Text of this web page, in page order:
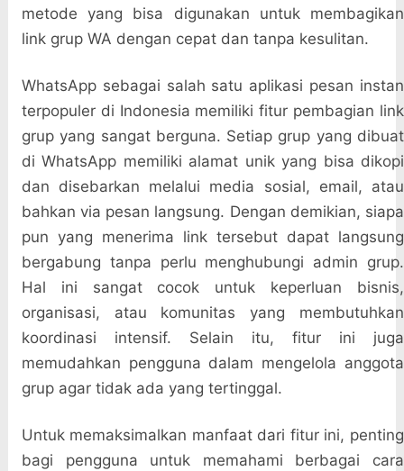
metode yang bisa digunakan untuk membagikan
link grup WA dengan cepat dan tanpa kesulitan.
WhatsApp sebagai salah satu aplikasi pesan instan
terpopuler di Indonesia memiliki fitur pembagian link
grup yang sangat berguna. Setiap grup yang dibuat
di WhatsApp memiliki alamat unik yang bisa dikopi
dan disebarkan melalui media sosial, email, atau
bahkan via pesan langsung. Dengan demikian, siapa
pun yang menerima link tersebut dapat langsung
bergabung tanpa perlu menghubungi admin grup.
Hal ini sangat cocok untuk keperluan bisnis,
organisasi, atau komunitas yang membutuhkan
koordinasi intensif. Selain itu, fitur ini juga
memudahkan pengguna dalam mengelola anggota
grup agar tidak ada yang tertinggal.
Untuk memaksimalkan manfaat dari fitur ini, penting
bagi pengguna untuk memahami berbagai cara